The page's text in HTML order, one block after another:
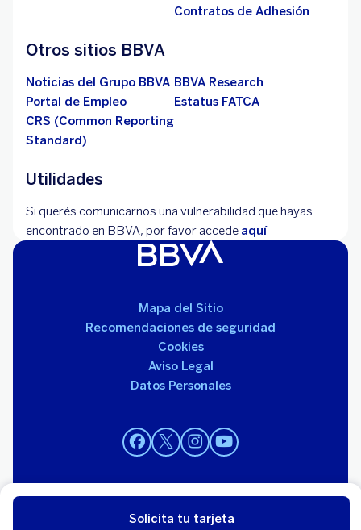
Solicita tu tarjeta
Contratos de Adhesión
Otros sitios BBVA
Noticias del Grupo BBVA BBVA Research
Portal de Empleo
Estatus FATCA
CRS (Common Reporting
Standard)
Utilidades
Si querés comunicarnos una vulnerabilidad que hayas
encontrado en BBVA, por favor accede aquí
Mapa del Sitio
Recomendaciones de seguridad
Cookies
Aviso Legal
Datos Personales
© 2026 BBVA Uruguay. Todos los derechos reservados.
Institución supervisada por el Banco Central del Uruguay.